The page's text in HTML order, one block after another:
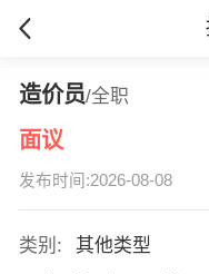
造价员/全职
面议
发布时间:2026-08-08
类别:
其他类型